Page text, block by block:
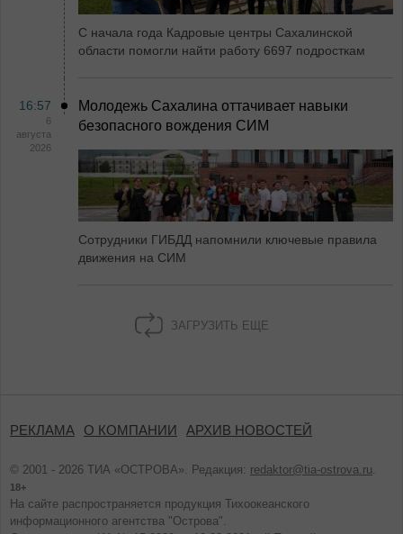
С начала года Кадровые центры Сахалинской
области помогли найти работу 6697 подросткам
16:57
6
августа
2026
Молодежь Сахалина оттачивает навыки
безопасного вождения СИМ
Сотрудники ГИБДД напомнили ключевые правила
движения на СИМ
ЗАГРУЗИТЬ ЕЩЕ
РЕКЛАМА О КОМПАНИИ АРХИВ НОВОСТЕЙ
© 2001 - 2026 ТИА «ОСТРОВА». Редакция: redaktor@tia-ostrova.ru.
18+
На сайте распространяется продукция Тихоокеанского
информационного агентства "Острова".